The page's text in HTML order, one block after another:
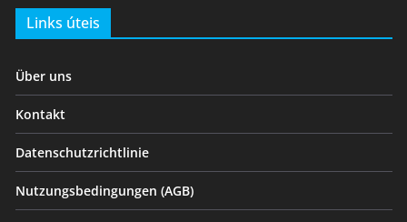
Links úteis
Über uns
Kontakt
Datenschutzrichtlinie
Nutzungsbedingungen (AGB)